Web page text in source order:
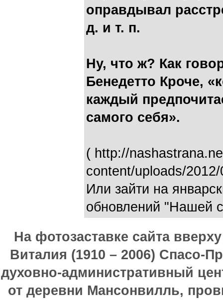
оправдывал
д. и т. п.
Ну, что ж? Как
Бенедетто Кроче,
каждый
самого себя».
( http://
content/uploads/
Или зайти на
обновлений "Нашей
На фотозаставке сайта
Виталия (1910 – 2006) Спасо-
духовно-административный
от деревни Мансонвилль,